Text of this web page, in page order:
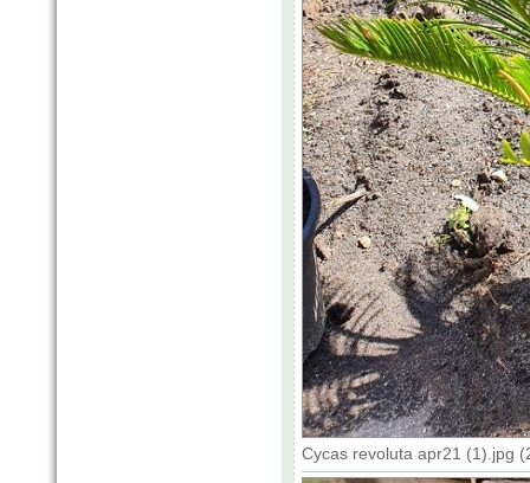
Cycas revoluta apr21 (1).jpg